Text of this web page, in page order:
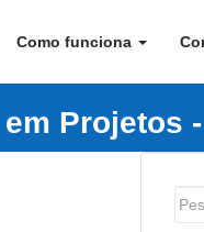
Como funciona
Projetos